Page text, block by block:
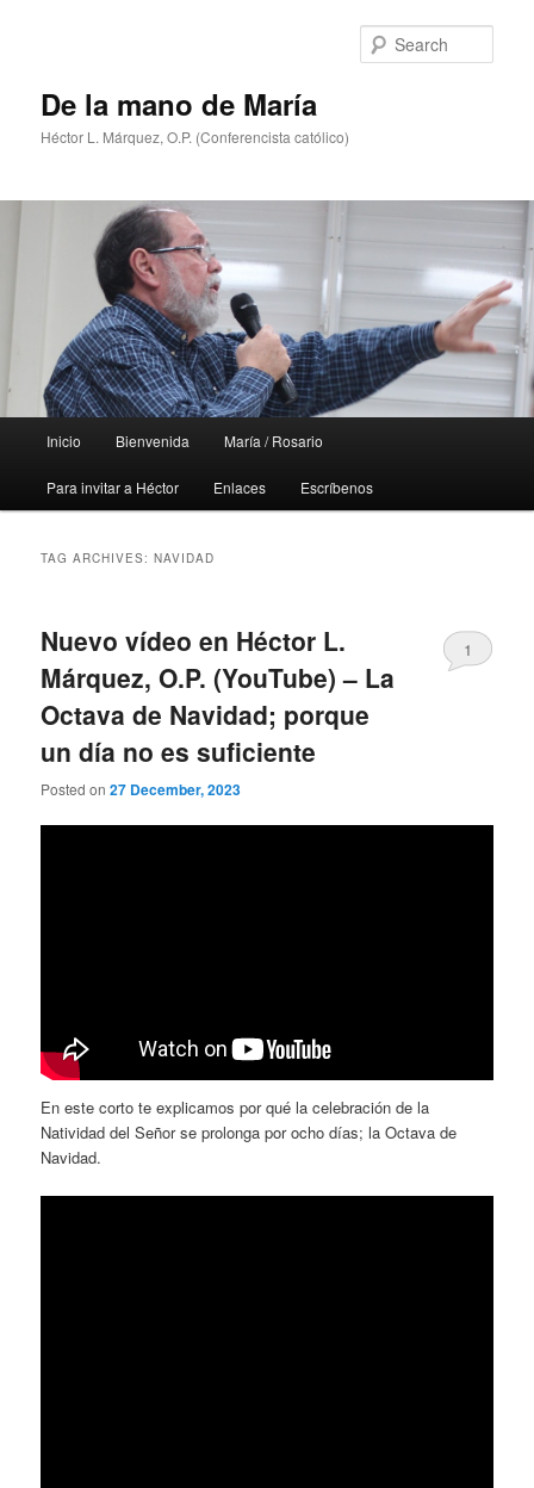
De la mano de María
Héctor L. Márquez, O.P. (Conferencista católico)
Inicio Bienvenida María / Rosario
Para invitar a Héctor Enlaces Escríbenos
TAG ARCHIVES:NAVIDAD
Nuevo vídeo en Héctor L.
Márquez, O.P. (YouTube) – La
Octava de Navidad; porque
un día no es suficiente
Posted on27 December, 2023
1
En este corto te explicamos por qué la celebración de la
Natividad del Señor se prolonga por ocho días; la Octava de
Navidad.